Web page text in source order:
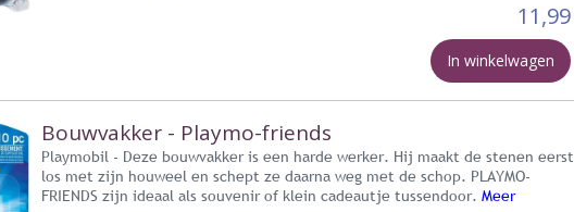
11,99
In winkelwagen
Bouwvakker - Playmo-friends
Playmobil - Deze bouwvakker is een harde werker. Hij maakt de stenen eerst
los met zijn houweel en schept ze daarna weg met de schop. PLAYMO-
FRIENDS zijn ideaal als souvenir of klein cadeautje tussendoor. Meer